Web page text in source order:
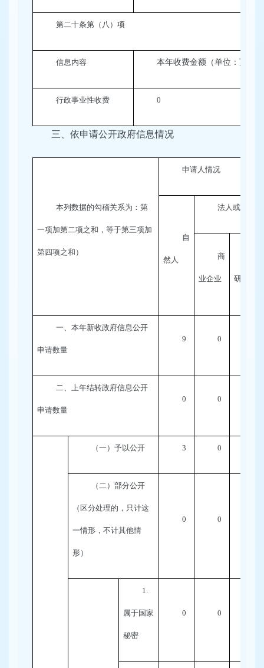
第二十条第（八）项
信息内容 本年收费金额（单位：万元）
行政事业性收费 0
三、依申请公开政府信息情况
本列数据的勾稽关系为：第
一项加第二项之和，等于第三项加
第四项之和）
申请人情况
自
然人
法人或其他
商
业企业 研机构
一、本年新收政府信息公开
申请数量
9 0
二、上年结转政府信息公开
申请数量
0 0
（一）予以公开 3 0
（二）部分公开
（区分处理的，只计这
一情形，不计其他情
形）
0 0
1.
属于国家
秘密
0 0